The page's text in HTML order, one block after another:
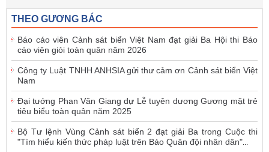
THEO GƯƠNG BÁC
Báo cáo viên Cảnh sát biển Việt Nam đạt giải Ba Hội thi Báo
cáo viên giỏi toàn quân năm 2026
Công ty Luật TNHH ANHSIA gửi thư cảm ơn Cảnh sát biển Việt
Nam
Đại tướng Phan Văn Giang dự Lễ tuyên dương Gương mặt trẻ
tiêu biểu toàn quân năm 2025
Bộ Tư lệnh Vùng Cảnh sát biển 2 đạt giải Ba trong Cuộc thi
"Tìm hiểu kiến thức pháp luật trên Báo Quân đội nhân dân"...